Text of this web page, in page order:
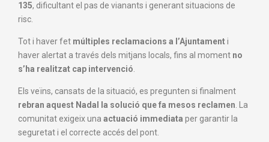
135, dificultant el pas de vianants i generant situacions de
risc.
Tot i haver fet múltiples reclamacions a l’Ajuntamenti
haver alertat a través dels mitjans locals, fins al moment no
s’ha realitzat cap intervenció.
Els veïns, cansats de la situació, es pregunten si finalment
rebran aquest Nadal la solució que fa mesos reclamen. La
comunitat exigeix una actuació immediata per garantir la
seguretat i el correcte accés del pont.